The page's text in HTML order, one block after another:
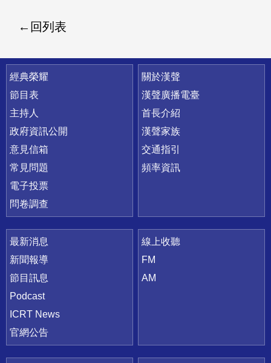
回列表
快速連結
經典榮耀
節目表
主持人
政府資訊公開
意見信箱
常見問題
電子投票
問卷調查
關於漢聲
漢聲廣播電臺
首長介紹
漢聲家族
交通指引
頻率資訊
最新消息
新聞報導
節目訊息
Podcast
ICRT News
官網公告
線上收聽
FM
AM